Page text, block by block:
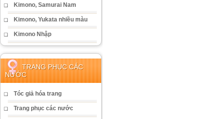
Kimono, Samurai Nam
Kimono, Yukata nhiều màu
Kimono Nhập
TRANG PHỤC CÁC
NƯỚC
Tóc giả hóa trang
Trang phục các nước